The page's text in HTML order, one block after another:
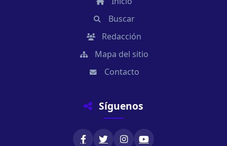
Buscar
Redacción
Mapa del sitio
Contacto
Síguenos